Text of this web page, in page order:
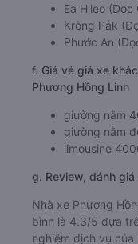
Ea H'leo (Dọc
Krông Pắk
Phước An
f. Giá vé giá xe
Phương Hồng Linh
giường nằm
giường nằm
limousine
g. Review, đánh
Nhà xe Phương
bình là 4.3/5 dựa
nghiệm dịch vụ của